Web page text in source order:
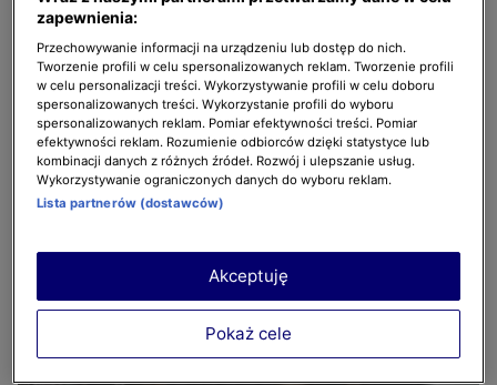
4 z 8
zapewnienia:
Przechowywanie informacji na urządzeniu lub dostęp do nich.
Tworzenie profili w celu spersonalizowanych reklam. Tworzenie profili
w celu personalizacji treści. Wykorzystywanie profili w celu doboru
spersonalizowanych treści. Wykorzystanie profili do wyboru
spersonalizowanych reklam. Pomiar efektywności treści. Pomiar
efektywności reklam. Rozumienie odbiorców dzięki statystyce lub
kombinacji danych z różnych źródeł. Rozwój i ulepszanie usług.
Wykorzystywanie ograniczonych danych do wyboru reklam.
Lista partnerów (dostawców)
Pokaż cele
Akceptuję